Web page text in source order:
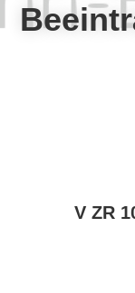
V ZR